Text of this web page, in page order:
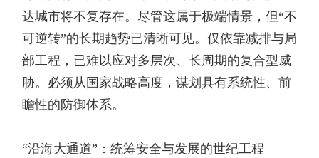
达城市将不复存在。尽管这属于极端情景，但“不
可逆转”的长期趋势已清晰可见。仅依靠减排与局
部工程，已难以应对多层次、长周期的复合型威
胁。必须从国家战略高度，谋划具有系统性、前
瞻性的防御体系。
“沿海大通道”：统筹安全与发展的世纪工程